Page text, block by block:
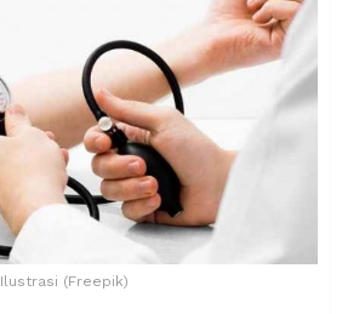
Ilustrasi (Freepik)